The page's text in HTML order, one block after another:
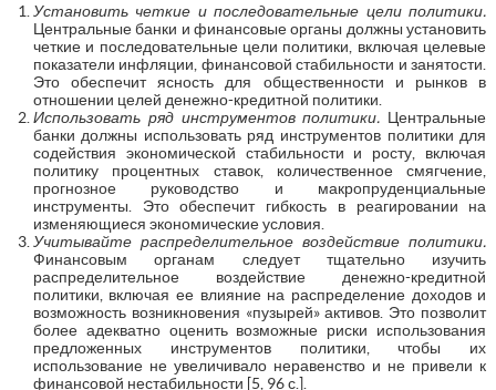
Установить четкие и последовательные цели политики.
Центральные банки и финансовые органы должны установить
четкие и последовательные цели политики, включая целевые
показатели инфляции, финансовой стабильности и занятости.
Это обеспечит ясность для общественности и рынков в
отношении целей денежно-кредитной политики.
Использовать ряд инструментов политики. Центральные
банки должны использовать ряд инструментов политики для
содействия экономической стабильности и росту, включая
политику процентных ставок, количественное смягчение,
прогнозное руководство и макропруденциальные
инструменты. Это обеспечит гибкость в реагировании на
изменяющиеся экономические условия.
Учитывайте распределительное воздействие политики.
Финансовым органам следует тщательно изучить
распределительное воздействие денежно-кредитной
политики, включая ее влияние на распределение доходов и
возможность возникновения «пузырей» активов. Это позволит
более адекватно оценить возможные риски использования
предложенных инструментов политики, чтобы их
использование не увеличивало неравенство и не привели к
финансовой нестабильности [5, 96 с.].